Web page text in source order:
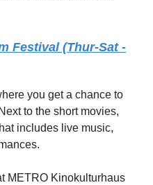
Festival (Thur-Sat -
you get a chance to
to the short movies,
includes live music,
METRO Kinokulturhaus